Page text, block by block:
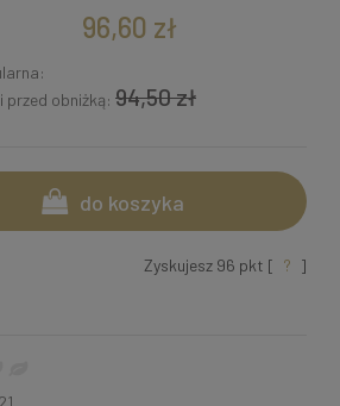
96,60 zł
przed obniżką: 94,50 zł
do koszyka
Zyskujesz 96 pkt [ ? ]